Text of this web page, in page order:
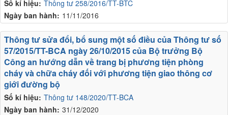
Số kí hiệu: Thông tư 258/2016/TT-BTC
Ngày ban hành: 11/11/2016
Số kí hiệu: Thông tư 148/2020/TT-BCA
Ngày ban hành: 31/12/2020
Thông tư sửa đổi, bổ sung một số điều của Thông tư số
57/2015/TT-BCA ngày 26/10/2015 của Bộ trưởng Bộ
Công an hướng dẫn về trang bị phương tiện phòng
cháy và chữa cháy đối với phương tiện giao thông cơ
giới đường bộ